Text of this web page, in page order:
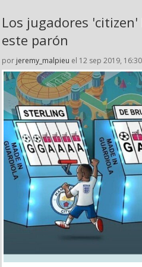
Los jugadores
este parón
por jeremy_malpieu el 12 sep 2019, 16:30